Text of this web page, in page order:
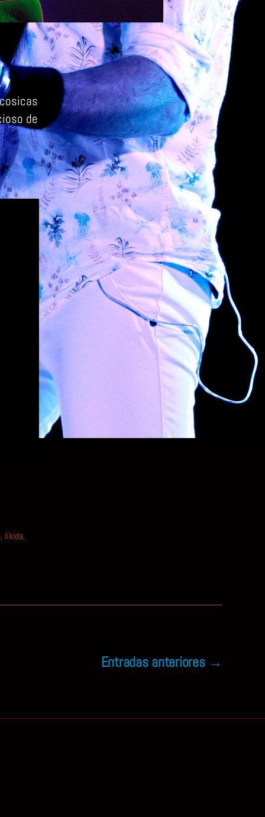
de
, likida,
Entradasanteriores →